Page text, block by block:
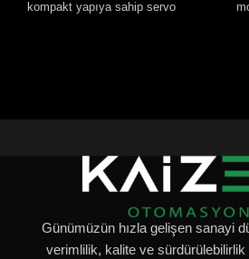
kompakt yapıya sahip servo
Günümüzün hızla gelişen sanayi
verimlilik, kalite ve sürdürülebilirlik